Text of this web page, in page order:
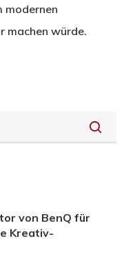
modernen
machen würde.
von BenQ für
Kreativ-